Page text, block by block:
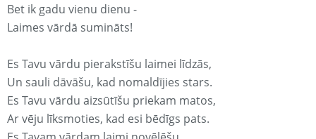
Bet ik gadu vienu dienu -
Laimes vārdā sumināts!
Es Tavu vārdu pierakstīšu laimei līdzās,
Un sauli dāvāšu, kad nomaldījies stars.
Es Tavu vārdu aizsūtīšu priekam matos,
Ar vēju līksmoties, kad esi bēdīgs pats.